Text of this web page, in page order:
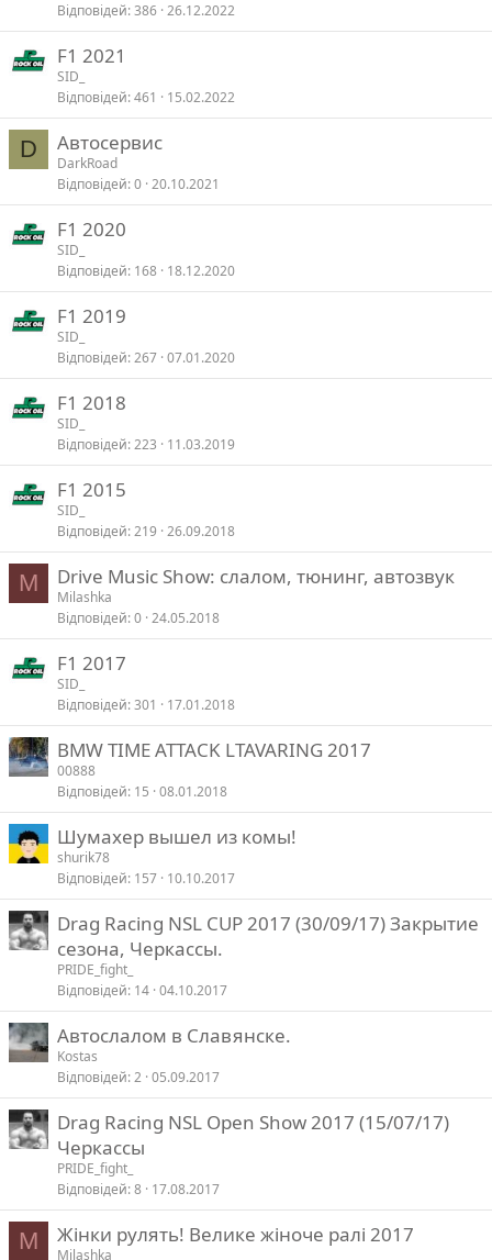
Відповідей 386 26.12.2022
F1 2021
SID_
Відповідей 461 15.02.2022
D Автосервис
DarkRoad
Відповідей 0 20.10.2021
F1 2020
SID_
Відповідей 168 18.12.2020
F1 2019
SID_
Відповідей 267 07.01.2020
F1 2018
SID_
Відповідей 223 11.03.2019
F1 2015
SID_
Відповідей 219 26.09.2018
M Drive Music Show: слалом, тюнинг, автозвук
Milashka
Відповідей 0 24.05.2018
F1 2017
SID_
Відповідей 301 17.01.2018
BMW TIME ATTACK LTAVARING 2017
00888
Відповідей 15 08.01.2018
Шумахер вышел из комы!
shurik78
Відповідей 157 10.10.2017
Drag Racing NSL CUP 2017 (30/09/17) Закрытие
сезона, Черкассы.
PRIDE_fight_
Відповідей 14 04.10.2017
Автослалом в Славянске.
Kostas
Відповідей 2 05.09.2017
Drag Racing NSL Open Show 2017 (15/07/17)
Черкассы
PRIDE_fight_
Відповідей 8 17.08.2017
M Жінки рулять! Велике жіноче ралі 2017
Milashka